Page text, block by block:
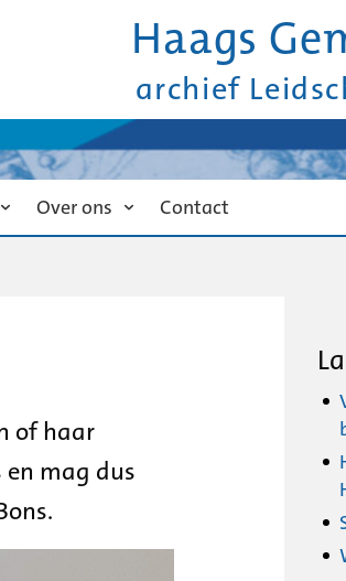
Haags
archief
Over ons Contact
of haar
mag dus